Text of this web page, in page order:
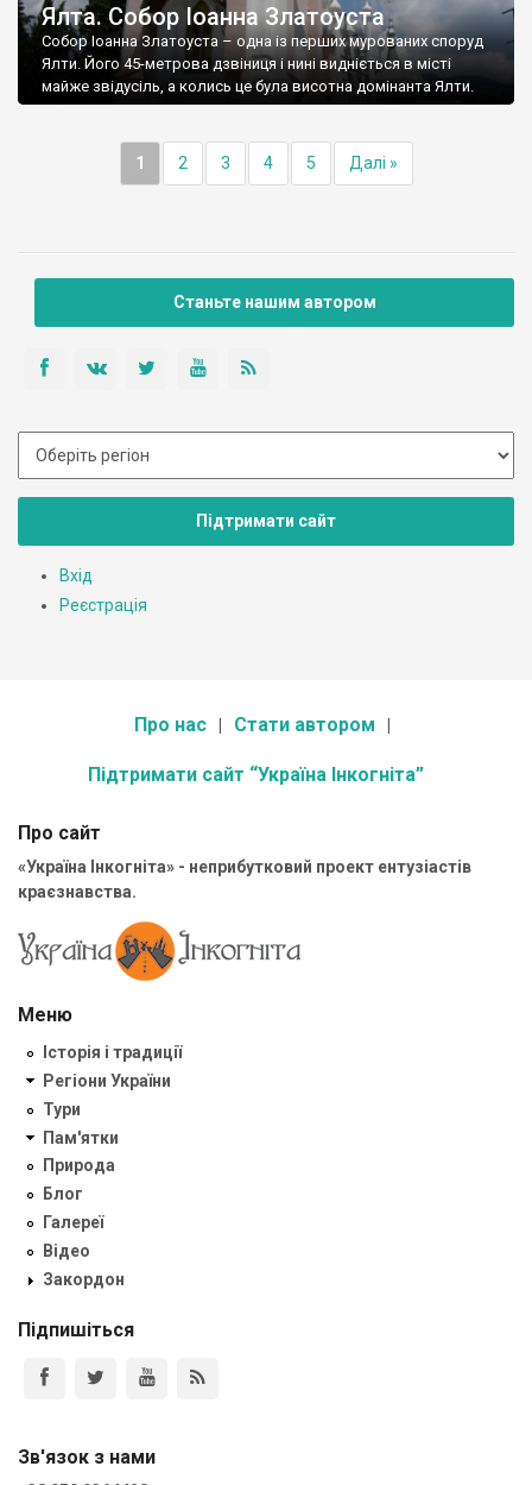
Ялта. Собор Іоанна Златоуста
Собор Іоанна Златоуста – одна із перших мурованих споруд
Ялти. Його 45-метрова дзвіниця і нині видніється в місті
майже звідусіль, а колись це була висотна домінанта Ялти.
1 2 3 4 5 Далі »
Станьте нашим автором
Підтримати сайт
Вхід
Реєстрація
Про нас Стати автором
Підтримати сайт “Україна Інкогніта”
Про сайт
«Україна Інкогніта» - неприбутковий проект ентузіастів
краєзнавства.
Меню
Історія і традиції
Регіони України
Тури
Пам'ятки
Природа
Блог
Галереї
Відео
Закордон
Підпишіться
Зв'язок з нами